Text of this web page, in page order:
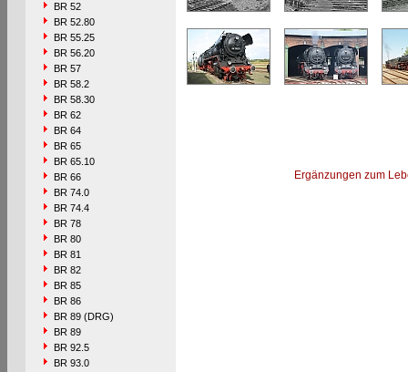
BR 52
BR 52.80
BR 55.25
BR 56.20
BR 57
BR 58.2
BR 58.30
BR 62
BR 64
BR 65
BR 65.10
BR 66
BR 74.0
BR 74.4
BR 78
BR 80
BR 81
BR 82
BR 85
BR 86
BR 89 (DRG)
BR 89
BR 92.5
BR 93.0
Ergänzungen zum